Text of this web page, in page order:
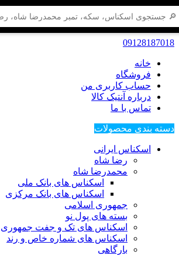
09128187018
خانه
فروشگاه
حساب کاربری من
درباره آنتیک کالا
تماس با ما
دسته بندی محصولات
اسکناس ایرانی
رضا شاه
محمدرضا شاه
اسکناس های بانک ملی
اسکناس های بانک مرکزی
جمهوری اسلامی
بسته های پول نو
اسکناس های تک و جفت جمهوری
اسکناس های شماره خاص و رند
بارگاهی